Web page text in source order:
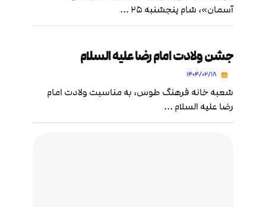
آسمان»، شام پنجشنبه ۲۵ ...
جشن ولادت امام رضا علیه السلام
۱۴۰۴/۰۲/۱۸
شعبه خانه فرهنگ طوس، به مناسبت ولادت امام
رضا علیه السلام ...